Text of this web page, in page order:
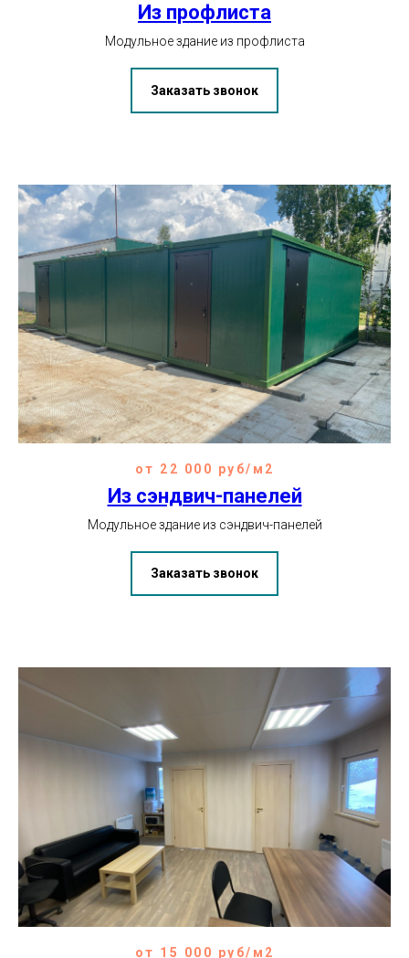
Из профлиста
Модульное здание из профлиста
Заказать звонок
от 22 000 руб/м2
Из сэндвич-панелей
Модульное здание из сэндвич-панелей
Заказать звонок
от 15 000 руб/м2